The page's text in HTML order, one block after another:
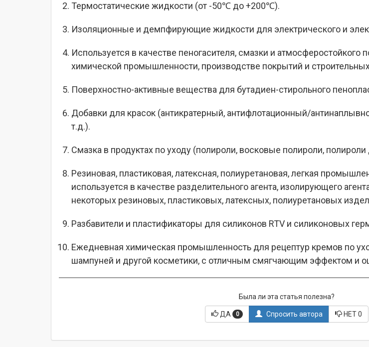
Термостатические жидкости (от -50℃ до +200℃).
Изоляционные и демпфирующие жидкости для электрического и
Используется в качестве пеногасителя, смазки и
химической промышленности, производстве покрытий и
Поверхностно-активные вещества для бутадиен-стирольного
Добавки для красок (антикратерный, антифлотационный/
т.д.).
Смазка в продуктах по уходу (полироли, восковые полироли,
Резиновая, пластиковая, латексная, полиуретановая, легкая
используется в качестве разделительного агента, изолирующего
некоторых резиновых, пластиковых, латексных, полиуретановых
Разбавители и пластификаторы для силиконов RTV и силиконовых
Ежедневная химическая промышленность для рецептур кремов по
шампуней и другой косметики, с отличным смягчающим эффектом и
Была ли эта статья полезна?
ДА 0 Спросить автора НЕТ 0